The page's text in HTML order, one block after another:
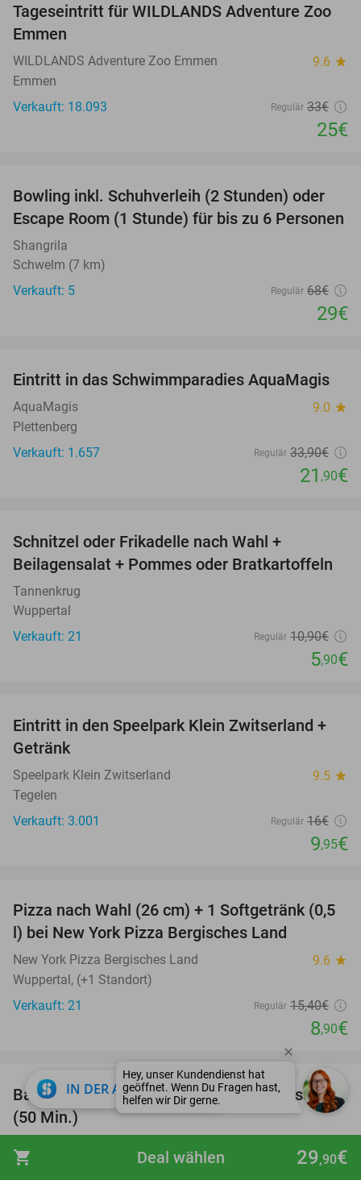
shopping_cart 29,90€
Deal wählen
24%
Tageseintritt für WILDLANDS Adventure Zoo
Emmen
WILDLANDS Adventure Zoo Emmen 9.6 star
Emmen
Verkauft: 18.093
Regulär 33€
25€
57%
Bowling inkl. Schuhverleih (2 Stunden) oder
Escape Room (1 Stunde) für bis zu 6 Personen
Shangrila
Schwelm (7 km)
Verkauft: 5
Regulär 68€
29€
35%
Eintritt in das Schwimmparadies AquaMagis
AquaMagis 9.0 star
Plettenberg
Verkauft: 1.657
Regulär 33,90€
21 ,90€
Schnitzel oder Frikadelle nach Wahl +
Beilagensalat + Pommes oder Bratkartoffeln
Tannenkrug
Wuppertal
Verkauft: 21
Regulär 10,90€
5,90€
38%
Eintritt in den Speelpark Klein Zwitserland +
Getränk
Speelpark Klein Zwitserland 9.5 star
Tegelen
Verkauft: 3.001
Regulär 16€
9,95€
42%
Pizza nach Wahl (26 cm) + 1 Softgetränk (0,5
l) bei New York Pizza Bergisches Land
New York Pizza Bergisches Land 9.6 star
Wuppertal, (+1 Standort)
Verkauft: 21
Regulär 15,40€
8,90€
38%
Baby Floating (25 Min.) + opt. Baby-Massage
(50 Min.)
Düsseldorf
IN DER APP ÖFFNEN close